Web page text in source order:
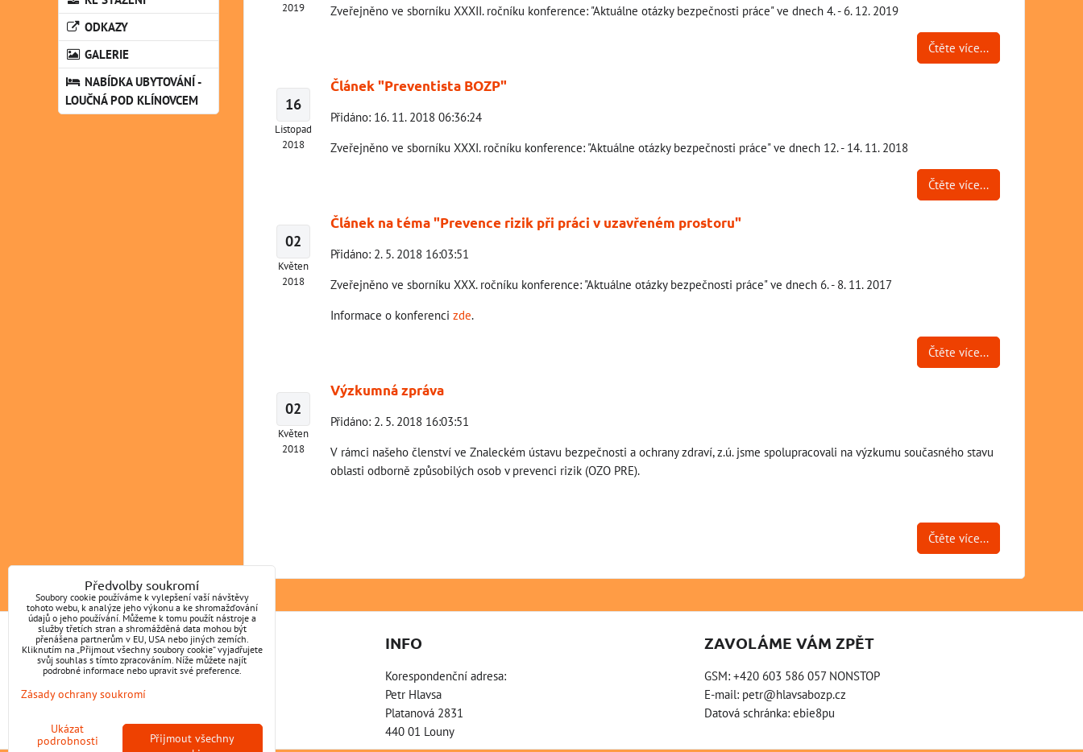
2019
Zveřejněno ve sborníku XXXII. ročníku konference: "Aktuálne otázky bezpečnosti práce" ve dnech 4. - 6. 12. 2019
Čtěte více...
16
Listopad
2018
Článek "Preventista BOZP"
Přidáno: 16. 11. 2018 06:36:24
Zveřejněno ve sborníku XXXI. ročníku konference: "Aktuálne otázky bezpečnosti práce" ve dnech 12. - 14. 11. 2018
Čtěte více...
02
Květen
2018
Článek na téma "Prevence rizik při práci v uzavřeném prostoru"
Přidáno: 2. 5. 2018 16:03:51
Zveřejněno ve sborníku XXX. ročníku konference: "Aktuálne otázky bezpečnosti práce" ve dnech 6. - 8. 11. 2017
Informace o konferenci zde.
Čtěte více...
02
Květen
2018
Výzkumná zpráva
Přidáno: 2. 5. 2018 16:03:51
V rámci našeho členství ve Znaleckém ústavu bezpečnosti a ochrany zdraví, z.ú. jsme spolupracovali na výzkumu současného stavu
oblasti odborně způsobilých osob v prevenci rizik (OZO PRE).
Čtěte více...
ODKAZY
GALERIE
NABÍDKA UBYTOVÁNÍ -
LOUČNÁ POD KLÍNOVCEM
KONTAKT
Petr Hlavsa
Pochvalov 123
INFO
Korespondenční adresa:
Petr Hlavsa
Platanová 2831
440 01 Louny
ZAVOLÁME VÁM ZPĚT
GSM: +420 603 586 057 NONSTOP
E-mail: petr@hlavsabozp.cz
Datová schránka: ebie8pu
Předvolby soukromí
Soubory cookie používáme k vylepšení vaší návštěvy
tohoto webu, k analýze jeho výkonu a ke shromažďování
údajů o jeho používání. Můžeme k tomu použít nástroje a
služby třetích stran a shromážděná data mohou být
přenášena partnerům v EU, USA nebo jiných zemích.
Kliknutím na „Přijmout všechny soubory cookie“ vyjadřujete
svůj souhlas s tímto zpracováním. Níže můžete najít
podrobné informace nebo upravit své preference.
Zásady ochrany soukromí
Ukázat
podrobnosti
Přijmout všechny